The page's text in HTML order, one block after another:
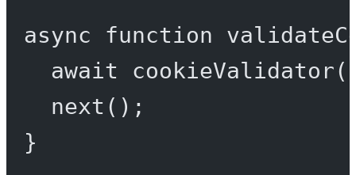
async function
await
cookieValidator
next ();
}